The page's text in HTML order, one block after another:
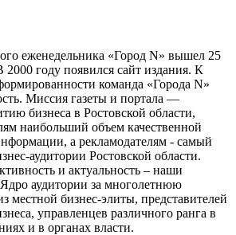
еженедельника «Город N» вышел 25
2000 году появился сайт издания. К
команда «Города N»
Миссия газеты и портала —
бизнеса в Ростовской области,
наибольший объем качественной
а рекламодателям - самый
аудитории Ростовской области.
и актуальность – наши
аудитории за многолетнюю
местной бизнес-элиты, представителей
управленцев различного ранга в
и в органах власти.